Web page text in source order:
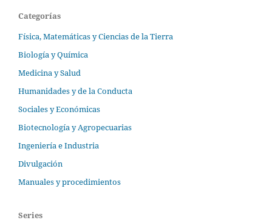
Categorías
Física, Matemáticas y Ciencias de la Tierra
Biología y Química
Medicina y Salud
Humanidades y de la Conducta
Sociales y Económicas
Biotecnología y Agropecuarias
Ingeniería e Industria
Divulgación
Manuales y procedimientos
Series